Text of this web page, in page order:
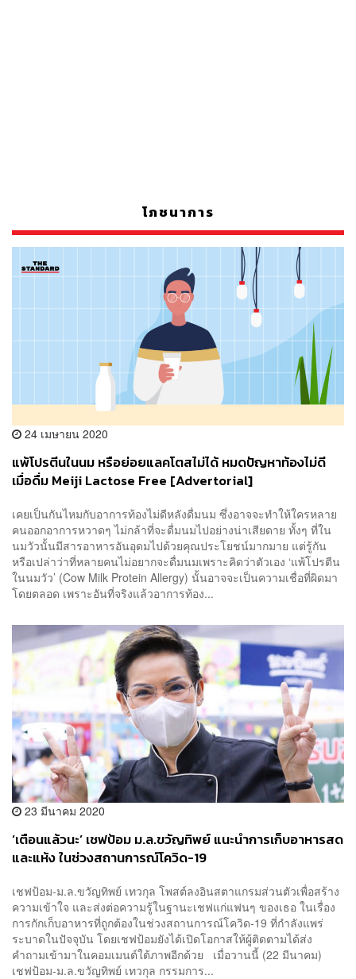
โภชนาการ
24 เมษายน 2020
แพ้โปรตีนในนม หรือย่อยแลคโตสไม่ได้ หมดปัญหาท้องไม่ดี
เมื่อดื่ม Meiji Lactose Free [Advertorial]
เคยเป็นกันไหมกับอาการท้องไม่ดีหลังดื่มนม ซึ่งอาจจะทำให้ใครหลาย
คนออกอาการหวาดๆ ไม่กล้าที่จะดื่มนมไปอย่างน่าเสียดาย ทั้งๆ ที่ใน
นมวัวนั้นมีสารอาหารอันอุดมไปด้วยคุณประโยชน์มากมาย แต่รู้กัน
หรือเปล่าว่าที่หลายคนไม่อยากจะดื่มนมเพราะคิดว่าตัวเอง ‘แพ้โปรตีน
ในนมวัว’ (Cow Milk Protein Allergy) นั้นอาจจะเป็นความเชื่อที่ผิดมา
โดยตลอด เพราะอันที่จริงแล้วอาการท้อง...
23 มีนาคม 2020
‘เตือนแล้วนะ’ เชฟป้อม ม.ล.ขวัญทิพย์ แนะนำการเก็บอาหารสด
และแห้ง ในช่วงสถานการณ์โควิด-19
เชฟป้อม-ม.ล.ขวัญทิพย์ เทวกุล โพสต์ลงอินสตาแกรมส่วนตัวเพื่อสร้าง
ความเข้าใจ และส่งต่อความรู้ในฐานะเชฟแก่แฟนๆ ของเธอ ในเรื่อง
การกักเก็บอาหารที่ถูกต้องในช่วงสถานการณ์โควิด-19 ที่กำลังแพร่
ระบาดในปัจจุบัน โดยเชฟป้อมยังได้เปิดโอกาสให้ผู้ติดตามได้ส่ง
คำถามเข้ามาในคอมเมนต์ใต้ภาพอีกด้วย เมื่อวานนี้ (22 มีนาคม)
เชฟป้อม-ม.ล.ขวัญทิพย์ เทวกุล กรรมการ...